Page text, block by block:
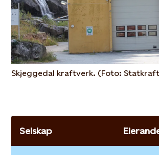
Skjeggedal kraftverk. (Foto:
Selskap